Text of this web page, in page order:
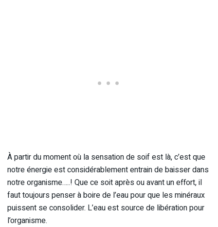
À partir du moment où la sensation de soif est là, c’est que
notre énergie est considérablement entrain de baisser dans
notre organisme…..! Que ce soit après ou avant un effort, il
faut toujours penser à boire de l’eau pour que les minéraux
puissent se consolider. L’eau est source de libération pour
l’organisme.